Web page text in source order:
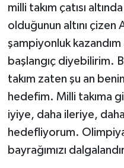
milli takım çatısı
olduğunun altını çizen
şampiyonluk
başlangıç diyebilirim.
takım zaten şu an
hedefim. Milli takıma
iyiye, daha ileriye,
hedefliyorum.
bayrağımızı